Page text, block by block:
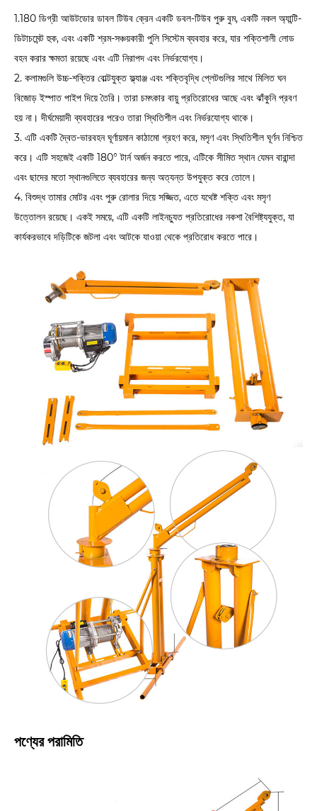
1.180 ডিগ্রী আউটডোর ডাবল টিউব ক্রেন একটি ডবল-টিউব পুরু বুম, একটি নকল অ্যান্টি-
ডিটাচমেন্ট হুক, এবং একটি শ্রম-সঞ্চয়কারী পুলি সিস্টেম ব্যবহার করে, যার শক্তিশালী লোড
বহন করার ক্ষমতা রয়েছে এবং এটি নিরাপদ এবং নির্ভরযোগ্য।
2. কলামগুলি উচ্চ-শক্তির বোল্টযুক্ত ফ্ল্যাঞ্জ এবং শক্তিবৃদ্ধি প্লেটগুলির সাথে মিলিত ঘন
বিজোড় ইস্পাত পাইপ দিয়ে তৈরি। তারা চমৎকার বায়ু প্রতিরোধের আছে এবং ঝাঁকুনি প্রবণ
হয় না। দীর্ঘমেয়াদী ব্যবহারের পরেও তারা স্থিতিশীল এবং নির্ভরযোগ্য থাকে।
3. এটি একটি দ্বৈত-ভারবহন ঘূর্ণায়মান কাঠামো গ্রহণ করে, মসৃণ এবং স্থিতিশীল ঘূর্ণন নিশ্চিত
করে। এটি সহজেই একটি 180° টার্ন অর্জন করতে পারে, এটিকে সীমিত স্থান যেমন বারান্দা
এবং ছাদের মতো স্থানগুলিতে ব্যবহারের জন্য অত্যন্ত উপযুক্ত করে তোলে।
4. বিশুদ্ধ তামার মোটর এবং পুরু রোলার দিয়ে সজ্জিত, এতে যথেষ্ট শক্তি এবং মসৃণ
উত্তোলন রয়েছে। একই সময়ে, এটি একটি লাইনচ্যুত প্রতিরোধের নকশা বৈশিষ্ট্যযুক্ত, যা
কার্যকরভাবে দড়িটিকে জটলা এবং আটকে যাওয়া থেকে প্রতিরোধ করতে পারে।
পণ্যের পরামিতি